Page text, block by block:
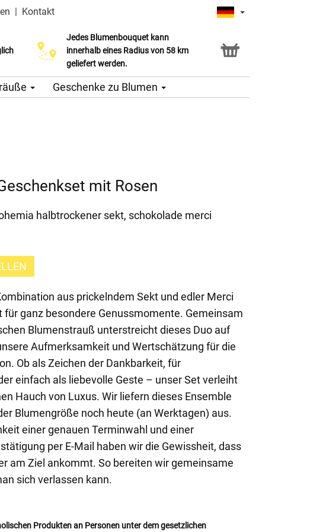
| Kontakt
Jedes Blumenbouquet kann
innerhalb eines Radius von 58 km
geliefert werden.
Geschenke zu Blumen
mit Rosen
halbtrockener sekt, schokolade merci
aus prickelndem Sekt und edler Merci
für ganz besondere Genussmomente. Gemeinsam
Blumenstrauß unterstreicht dieses Duo auf
Aufmerksamkeit und Wertschätzung für die
Ob als Zeichen der Dankbarkeit, für
einfach als liebevolle Geste – unser Set verleiht
Hauch von Luxus. Wir liefern dieses Ensemble
Blumengröße noch heute (an Werktagen) aus.
einer genauen Terminwahl und einer
per E-Mail haben wir die Gewissheit, dass
am Ziel ankommt. So bereiten wir gemeinsame
sich verlassen kann.
Produkten an Personen unter dem gesetzlichen